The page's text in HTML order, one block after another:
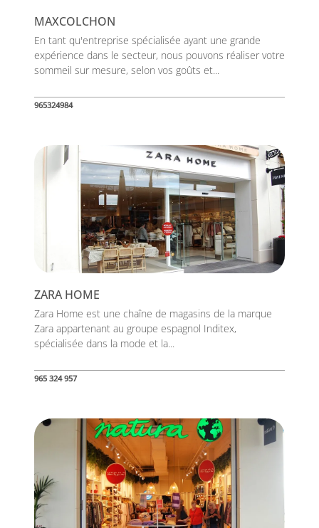
MAXCOLCHON
En tant qu'entreprise spécialisée ayant une grande
expérience dans le secteur, nous pouvons réaliser votre
sommeil sur mesure, selon vos goûts et...
965324984
ZARA HOME
Zara Home est une chaîne de magasins de la marque
Zara appartenant au groupe espagnol Inditex,
spécialisée dans la mode et la...
965 324 957